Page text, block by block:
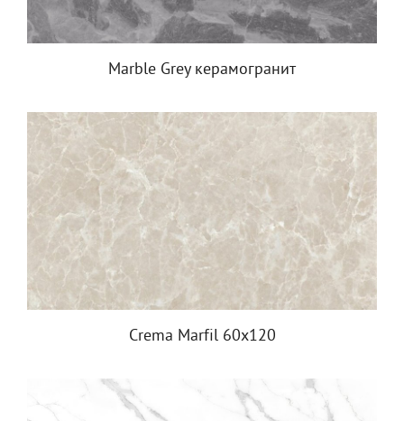
Marble Grey керамогранит
Crema Marfil 60x120